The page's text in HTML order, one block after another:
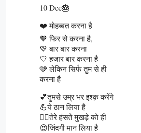
10 Dec🎂
❤️ मोहब्बत करना है
🧡 फिर से करना है,
💚 बार बार करना
💛 हजार बार करना है
🩵 लेकिन सिर्फ तुम से ही
करना है
💕तुमसे उम्र भर इश्क़ करेंगे
💪ये ठान लिया है
👰‍♀️तेरे हंसते मुखड़े को ही
😍जिंदगी मान लिया है